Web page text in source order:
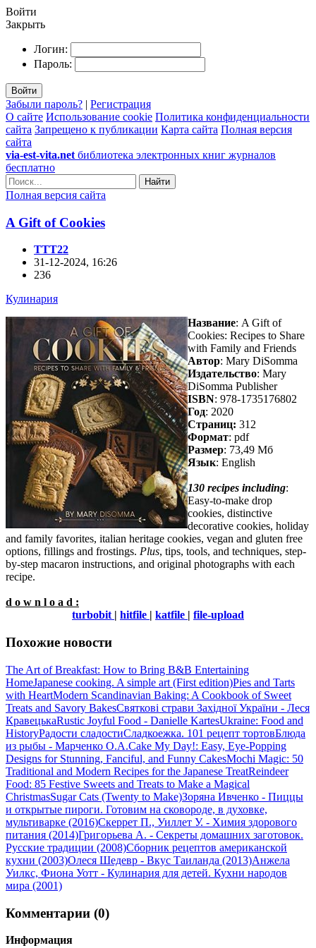
Войти
Закрыть
Логин:
Пароль:
Войти
Забыли пароль? | Регистрация
О сайте Использование cookie Политика конфиденциальности
сайта Запрещено к публикации Карта сайта Полная версия
сайта
via-est-vita.net библиотека электронных книг журналов
бесплатно
Найти
Полная версия сайта
A Gift of Cookies
TTT22
31-12-2024, 16:26
236
Кулинария
Название: A Gift of
Cookies: Recipes to Share
with Family and Friends
Автор: Mary DiSomma
Издательство: Mary
DiSomma Publisher
ISBN: 978-1735176802
Год: 2020
Cтраниц: 312
Формат: pdf
Размер: 73,49 Мб
Язык: English
130 recipes including:
Easy-to-make drop
cookies, distinctive
decorative cookies, holiday
and family favorites, italian heritage cookies, vegan and gluten free
options, fillings and frostings. Plus, tips, tools, and techniques, step-
by-step macaron instructions, and original photographs with each
recipe.
d o w n l o a d :
turbobit | hitfile | katfile | file-upload
Похожие новости
The Art of Breakfast: How to Bring B&B Entertaining
HomeJapanese cooking. A simple art (First edition)Pies and Tarts
with HeartModern Scandinavian Baking: A Cookbook of Sweet
Treats and Savory BakesСвяткові страви Західної України - Леся
КравецькаRustic Joyful Food - Danielle KartesUkraine: Food and
HistoryРадости сладостиСладкоежка. 101 рецепт тортовБлюда
из рыбы - Марченко О.А.Cake My Day!: Easy, Eye-Popping
Designs for Stunning, Fanciful, and Funny CakesMochi Magic: 50
Traditional and Modern Recipes for the Japanese TreatReindeer
Food: 85 Festive Sweets and Treats to Make a Magical
ChristmasSugar Cats (Twenty to Make)Зоряна Ивченко - Пиццы
и открытые пироги. Готовим на сковороде, в духовке,
мультиварке (2016)Скеррет П., Уиллет У. - Химия здорового
питания (2014)Григорьева А. - Секреты домашних заготовок.
Русские традиции (2008)Сборник рецептов американской
кухни (2003)Олеся Шедевр - Вкус Таиланда (2013)Анжела
Уилкс, Фиона Уотт - Кулинария для детей. Кухни народов
мира (2001)
Комментарии (0)
Информация